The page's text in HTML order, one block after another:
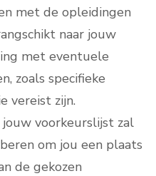
met de opleidingen
naar jouw
met eventuele
zoals specifieke
vereist zijn.
jouw voorkeurslijst zal
om jou een plaats
de gekozen